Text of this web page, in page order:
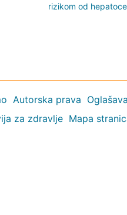
rizikom od
Autorska prava
za zdravlje Mapa